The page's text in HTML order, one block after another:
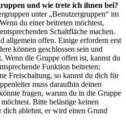
und wie trete ich ihnen bei?
unter „Benutzergruppen“ im
du einer beitreten möchtest,
Schaltfläche machen.
allgemein offen. Einige erfordern erst
können geschlossen sein und
Wenn die Gruppe offen ist, kannst du
Funktion beitreten;
Freischaltung, so kannst du dich für
muss daraufhin deinen
fragen, warum du in die Gruppe
Bitte belästige keinen
dich ablehnt, er wird einen Grund